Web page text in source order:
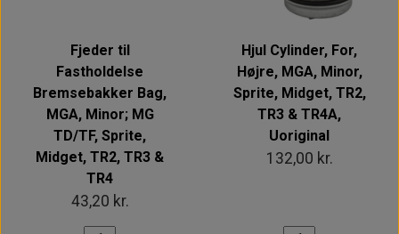
Fjeder til
Fastholdelse
Bremsebakker Bag,
MGA, Minor; MG
TD/TF, Sprite,
Midget, TR2, TR3 &
TR4
43,20 kr.
Hjul Cylinder, For,
Højre, MGA, Minor,
Sprite, Midget, TR2,
TR3 & TR4A,
Uoriginal
132,00 kr.